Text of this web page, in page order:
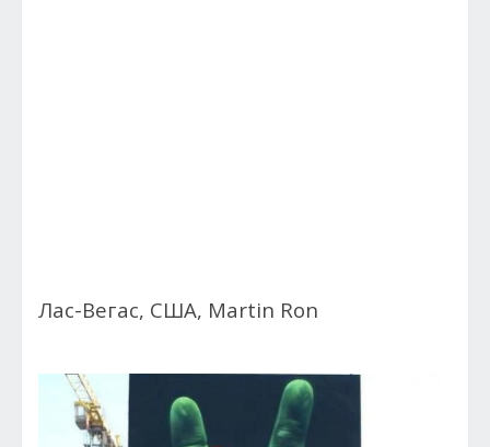
Лас-Вегас, США, Martin Ron